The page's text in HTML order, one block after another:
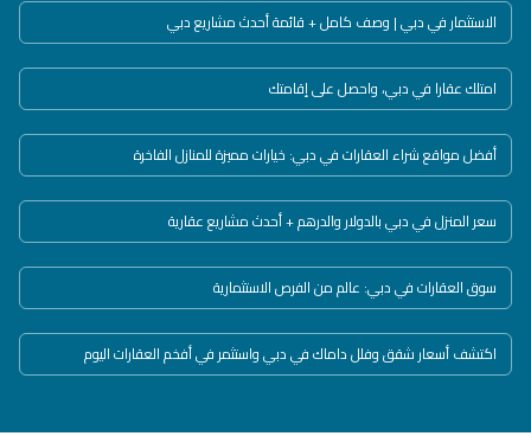
الاستثمار في دبي | وصف كامل + قائمة أحدث مشاريع دبي
امتلك عقارا في دبي، واحصل على إقامتك
أفضل مواقع شراء العقارات في دبي: خيارات مميزة للمنازل الفاخرة
سعر المنزل في دبي بالدولار والدرهم + أحدث مشاريع عقارية
سوق العقارات في دبي: عالم من الفرص الاستثمارية
اكتشف أسعار شقق وفلل داماك في دبي واستثمر في أفخم العقارات اليوم